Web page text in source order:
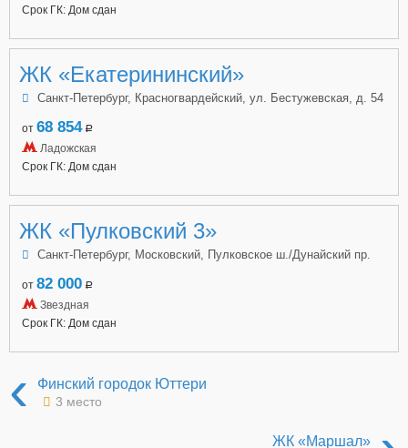
Срок ГК: Дом сдан
ЖК «Екатерининский»
Санкт-Петербург, Красногвардейский, ул. Бестужевская, д. 54
от 68 854 a
Ладожская
Срок ГК: Дом сдан
ЖК «Пулковский 3»
Санкт-Петербург, Московский, Пулковское ш./Дунайский пр.
от 82 000 a
Звездная
Срок ГК: Дом сдан
‹ Финский городок Юттери
3 место
ЖК «Маршал»